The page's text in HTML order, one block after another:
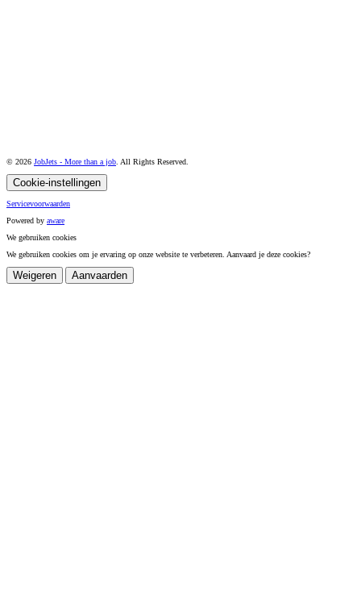
© 2026 JobJets - More than a job . All Rights Reserved.
Cookie-instellingen
Servicevoorwaarden
Powered by aware
We gebruiken cookies
We gebruiken cookies om je ervaring op onze website te verbeteren. Aanvaard je deze cookies?
Weigeren Aanvaarden